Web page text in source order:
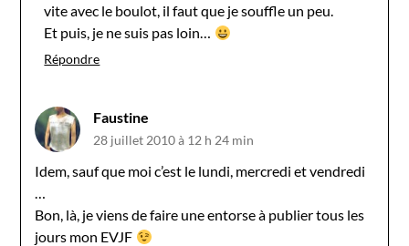
vite avec le boulot, il faut que je souffle un peu.
Et puis, je ne suis pas loin…
Répondre
Faustine
28 juillet 2010 à 12 h 24 min
Idem, sauf que moi c’est le lundi, mercredi et vendredi
…
Bon, là, je viens de faire une entorse à publier tous les
jours mon EVJF